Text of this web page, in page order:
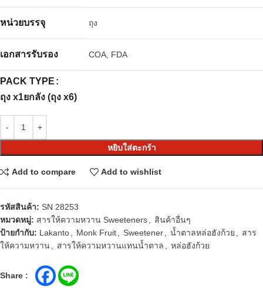
หน่วยบรรจุ ถุง
เอกสารรับรอง COA, FDA
PACK TYPE
ถุง x1ยกลัง (ถุง x6)
หยิบใส่ตะกร้า
Add to compare Add to wishlist
รหัสสินค้า: SN 28253
หมวดหมู่: สารให้ความหวาน Sweeteners
สินค้าอื่นๆ
ป้ายกำกับ: Lakanto Monk Fruit Sweetener น้ำตาลหล่อฮังก้วย
สาร
ให้ความหวาน
สารให้ความหวานแทนน้ำตาล หล่อฮังก้วย
Share :